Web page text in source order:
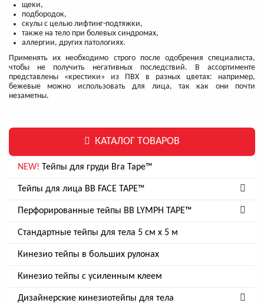
щеки,
подбородок,
скулы с целью лифтинг-подтяжки,
также на тело при болевых синдромах,
аллергии, других патологиях.
Применять их необходимо строго после одобрения специалиста,
чтобы не получить негативных последствий. В ассортименте
представлены «крестики» из ПВХ‎ в разных цветах: например,
бежевые можно использовать для лица, так как они почти
незаметны.
КАТАЛОГ ТОВАРОВ
NEW! Тейпы для груди Bra Tape™
Тейпы для лица BB FACE TAPE™
Перфорированные тейпы BB LYMPH TAPE™
Стандартные тейпы для тела 5 см x 5 м
Кинезио тейпы в больших рулонах
Кинезио тейпы с усиленным клеем
Дизайнерские кинезиотейпы для тела